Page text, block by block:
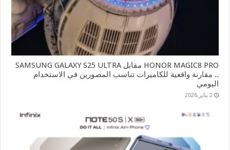
HONOR MAGIC8 PRO مقابل SAMSUNG GALAXY S25 ULTRA
.. مقارنة واقعية للكاميرات تناسب المصورين في الاستخدام
اليومي
2 يناير,2026